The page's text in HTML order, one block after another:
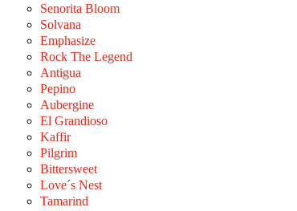
Senorita Bloom
Solvana
Emphasize
Rock The Legend
Antigua
Pepino
Aubergine
El Grandioso
Kaffir
Pilgrim
Bittersweet
Love´s Nest
Tamarind